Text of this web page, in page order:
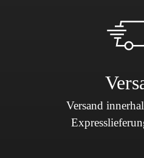
Versand